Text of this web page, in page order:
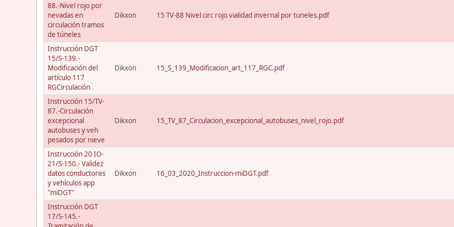
88.-Nivel rojo por
nevadas en
circulación tramos
de túneles
Dikxon 15 TV-88 Nivel circ rojo vialidad invernal por tuneles.pdf
Instrucción DGT
15/S-139.-
Modificación del
artículo 117
RGCirculación
Dikxon 15_S_139_Modificacion_art_117_RGC.pdf
Instrucción 15/TV-
87.-Circulación
excepcional
autobuses y veh
pesados por nieve
Dikxon 15_TV_87_Circulacion_excepcional_autobuses_nivel_rojo.pdf
Instrucción 20 IO-
21/S-150.- Validez
datos conductores
y vehículos app
"miDGT"
Dikxon 16_03_2020_Instruccion-miDGT.pdf
Instrucción DGT
17/S-145.-